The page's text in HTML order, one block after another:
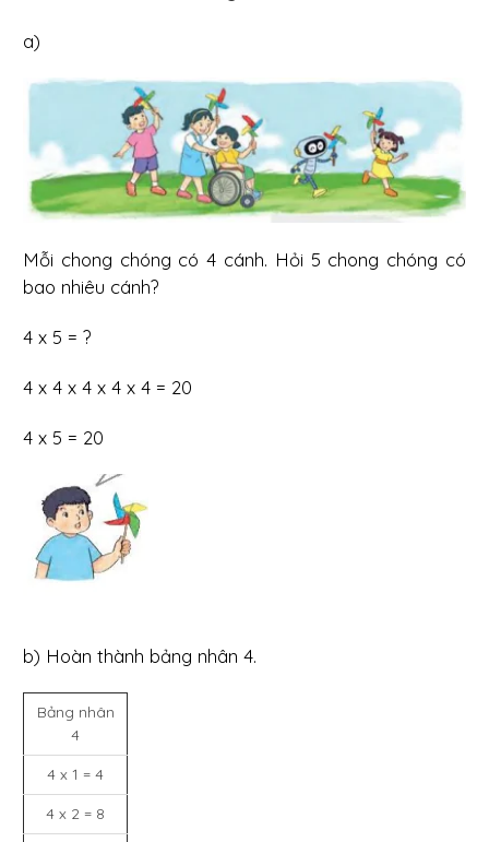
a)
Mỗi chong chóng có 4 cánh. Hỏi 5 chong chóng có
bao nhiêu cánh?
4 x 5 = ?
4 x 4 x 4 x 4 x 4 = 20
4 x 5 = 20
b) Hoàn thành bảng nhân 4.
Bảng nhân
4
4 x 1 = 4
4 x 2 = 8